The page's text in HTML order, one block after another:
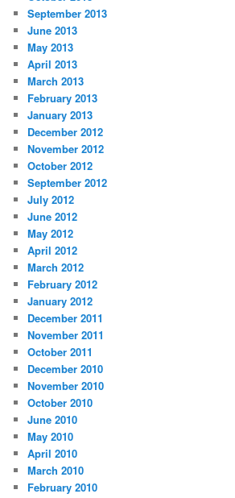
September 2013
June 2013
May 2013
April 2013
March 2013
February 2013
January 2013
December 2012
November 2012
October 2012
September 2012
July 2012
June 2012
May 2012
April 2012
March 2012
February 2012
January 2012
December 2011
November 2011
October 2011
December 2010
November 2010
October 2010
June 2010
May 2010
April 2010
March 2010
February 2010